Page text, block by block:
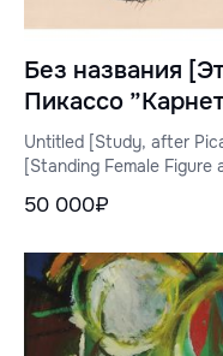
Без названия
Пикассо
стоящей
Untitled [Study, after
[Standing Female Figure
50 000₽